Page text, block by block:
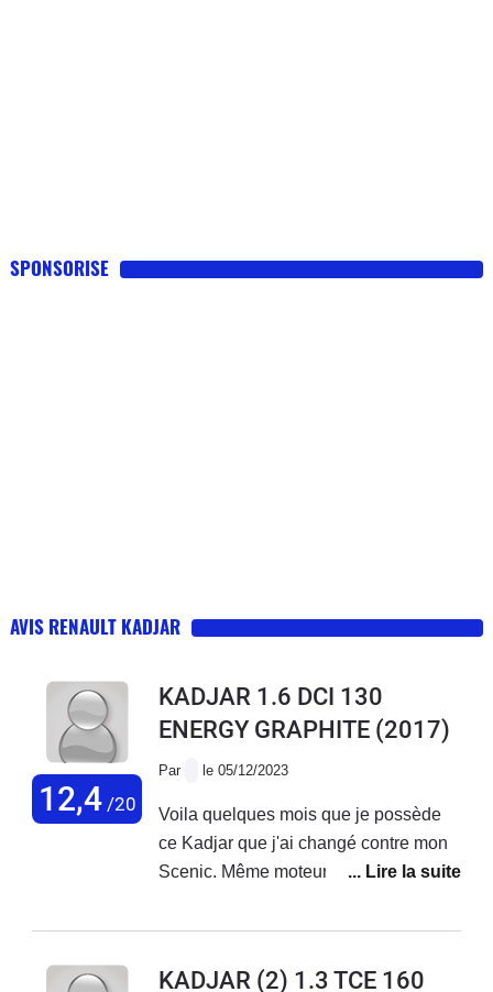
SPONSORISE
AVIS RENAULT KADJAR
12,4/20
KADJAR 1.6 DCI 130
ENERGY GRAPHITE (2017)
Par le 05/12/2023
Voila quelques mois que je possède
ce Kadjar que j'ai changé contre mon
Scenic. Même moteur 1.6 DCI 130. Et
non par les qualités routières de la
ergonomie et ses manques de
KADJAR (2) 1.3 TCE 160